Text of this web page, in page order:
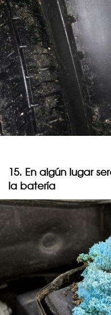
15. En algún lugar
la batería